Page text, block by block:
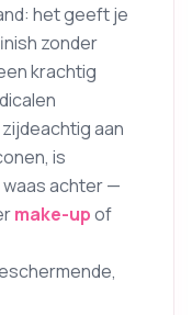
het geeft je
zonder
krachtig
aan
is
waas achter —
make-upof